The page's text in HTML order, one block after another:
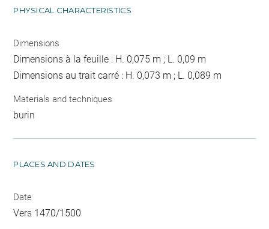
PHYSICAL CHARACTERISTICS
Dimensions
Dimensions à la feuille : H. 0,075 m ; L. 0,09 m
Dimensions au trait carré : H. 0,073 m ; L. 0,089 m
Materials and techniques
burin
PLACES AND DATES
Date
Vers 1470/1500